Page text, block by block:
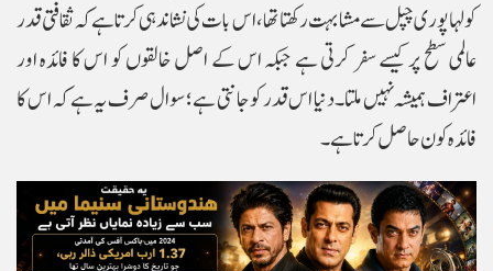
کولہاپوری چپل سے مشابہت رکھتا تھا، اس بات کی نشاندہی کرتا ہے کہ ثقافتی قدر
عالمی سطح پر کیسے سفر کرتی ہے جبکہ اس کے اصل خالقوں کو اس کا فائدہ اور
اعتراف ہمیشہ نہیں ملتا۔ دنیا اس قدر کو جانتی ہے؛ سوال صرف یہ ہے کہ اس کا
فائدہ کون حاصل کرتا ہے۔